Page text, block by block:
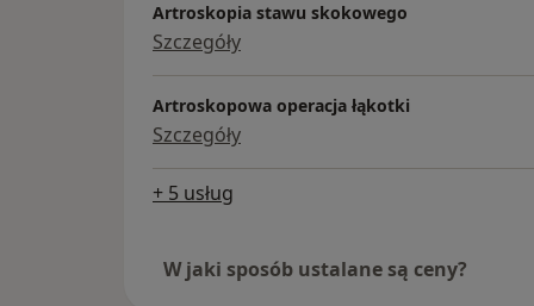
TOWARZYSTWA NAUKOWE
Polskie Towarzystwo Stopy i Stawu
Artroskopia stawu skokowego
Szczegóły
Artroskopowa operacja łąkotki
Szczegóły
+ 5 usług
W jaki sposób ustalane są ceny?